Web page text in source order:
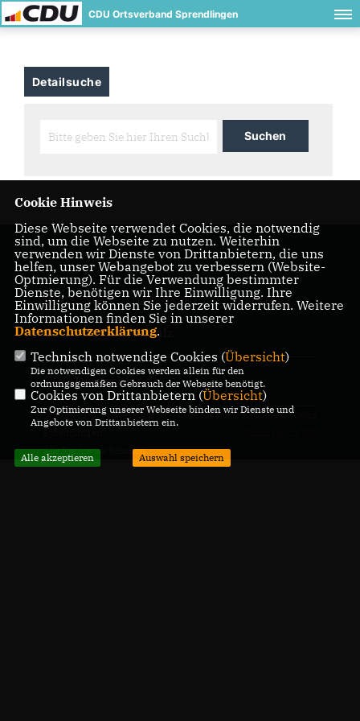
CDU Ortsverband Sprendlingen
Detailsuche
IMPRESSUM DATENSCHUTZ KONTAKT
CDU Rheinland-Pfalz
CDU Deutschlands
@2026 CDU Ortsverband
Alle Rechte vorbehalten.
Realisation: Sharkness Media
Cookie Hinweis
Diese Webseite verwendet Cookies, die notwendig
sind, um die Webseite zu nutzen. Weiterhin
verwenden wir Dienste von Drittanbietern, die uns
helfen, unser Webangebot zu verbessern (Website-
Optmierung). Für die Verwendung bestimmter
Dienste, benötigen wir Ihre Einwilligung. Ihre
Einwilligung können Sie jederzeit widerrufen. Weitere
Informationen finden Sie in unserer
Datenschutzerklärung.
Technisch notwendige Cookies (Übersicht)
Die notwendigen Cookies werden allein für den
ordnungsgemäßen Gebrauch der Webseite benötigt.
Cookies von Drittanbietern (Übersicht)
Zur Optimierung unserer Webseite binden wir Dienste und
Angebote von Drittanbietern ein.
Alle akzeptieren Auswahl speichern